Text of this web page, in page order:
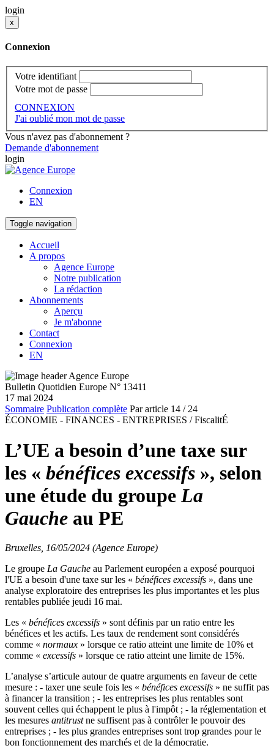
login
x
Connexion
Votre identifiant
Votre mot de passe
CONNEXION
J'ai oublié mon mot de passe
Vous n'avez pas d'abonnement ?
Demande d'abonnement
login
Connexion
EN
Toggle navigation
Accueil
A propos
Agence Europe
Notre publication
La rédaction
Abonnements
Aperçu
Je m'abonne
Contact
Connexion
EN
Bulletin Quotidien Europe N° 13411
17 mai 2024
Sommaire Publication complète Par article 14 / 24
ÉCONOMIE - FINANCES - ENTREPRISES / FiscalitÉ
L’UE a besoin d’une taxe sur
les « bénéfices excessifs », selon
une étude du groupe La
Gauche au PE
Bruxelles, 16/05/2024 (Agence Europe)
Le groupe La Gauche au Parlement européen a exposé pourquoi
l'UE a besoin d'une taxe sur les « bénéfices excessifs », dans une
analyse exploratoire des entreprises les plus importantes et les plus
rentables publiée jeudi 16 mai.
Les « bénéfices excessifs » sont définis par un ratio entre les
bénéfices et les actifs. Les taux de rendement sont considérés
comme « normaux » lorsque ce ratio atteint une limite de 10% et
comme « excessifs » lorsque ce ratio atteint une limite de 15%.
L’analyse s’articule autour de quatre arguments en faveur de cette
mesure : - taxer une seule fois les « bénéfices excessifs » ne suffit pas
à financer la transition ; - les entreprises les plus rentables sont
souvent celles qui échappent le plus à l'impôt ; - la réglementation et
les mesures antitrustne suffisent pas à contrôler le pouvoir des
entreprises ; - les plus grandes entreprises sont trop grandes pour le
bon fonctionnement des marchés et de la démocratie.